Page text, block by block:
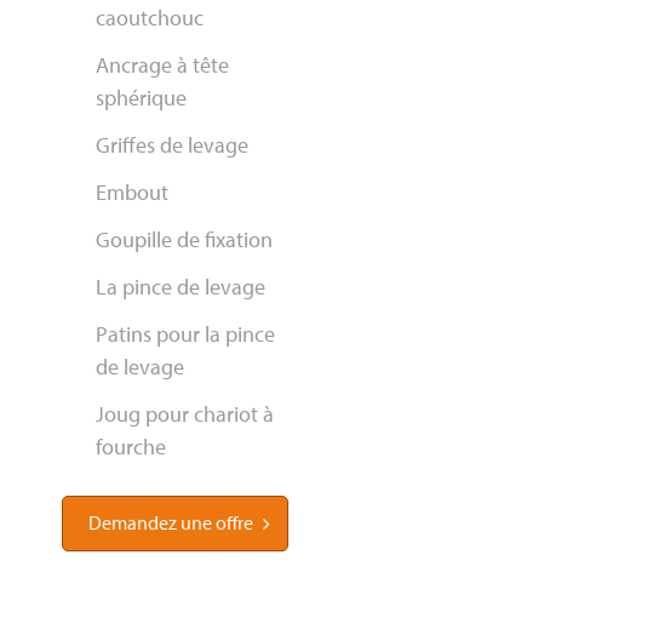
caoutchouc
Ancrage à tête
sphérique
Griffes de levage
Embout
Goupille de fixation
La pince de levage
Patins pour la pince
de levage
Joug pour chariot à
fourche
Demandez une offre